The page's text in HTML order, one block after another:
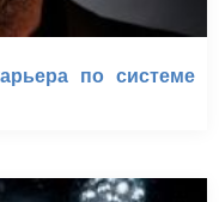
по системе